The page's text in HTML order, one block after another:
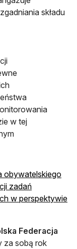
składu
w tej
obywatelskiego
zadań
w perspektywie
Federacja
za sobą rok